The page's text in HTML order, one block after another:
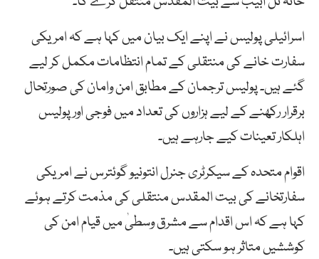
اسرائیلی پولیس نے اپنے ایک بیان میں کہا ہے کہ امریکی
سفارت خانے کی منتقلی کے تمام انتظامات مکمل کر لیے
گئے ہیں۔ پولیس ترجمان کے مطابق امن وامان کی صورتحال
برقرار رکھنے کے لیے ہزاروں کی تعداد میں فوجی اور پولیس
اہلکار تعینات کیے جارہے ہیں۔
اقوام متحدہ کے سیکرٹری جنرل انتونیو گوئترس نے امریکی
سفارتخانے کی بیت المقدس منتقلی کی مذمت کرتے ہوئے
کہا ہے کہ اس اقدام سے مشرق وسطیٰ میں قیام امن کی
کوششیں متاثر ہو سکتی ہیں۔